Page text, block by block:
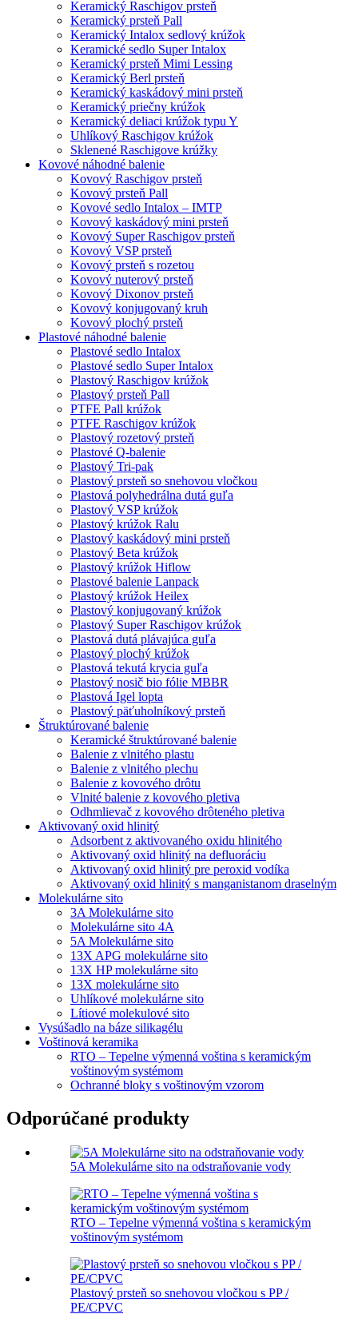
Keramický Raschigov prsteň
Keramický prsteň Pall
Keramický Intalox sedlový krúžok
Keramické sedlo Super Intalox
Keramický prsteň Mimi Lessing
Keramický Berl prsteň
Keramický kaskádový mini prsteň
Keramický priečny krúžok
Keramický deliaci krúžok typu Y
Uhlíkový Raschigov krúžok
Sklenené Raschigove krúžky
Kovové náhodné balenie
Kovový Raschigov prsteň
Kovový prsteň Pall
Kovové sedlo Intalox – IMTP
Kovový kaskádový mini prsteň
Kovový Super Raschigov prsteň
Kovový VSP prsteň
Kovový prsteň s rozetou
Kovový nuterový prsteň
Kovový Dixonov prsteň
Kovový konjugovaný kruh
Kovový plochý prsteň
Plastové náhodné balenie
Plastové sedlo Intalox
Plastové sedlo Super Intalox
Plastový Raschigov krúžok
Plastový prsteň Pall
PTFE Pall krúžok
PTFE Raschigov krúžok
Plastový rozetový prsteň
Plastové Q-balenie
Plastový Tri-pak
Plastový prsteň so snehovou vločkou
Plastová polyhedrálna dutá guľa
Plastový VSP krúžok
Plastový krúžok Ralu
Plastový kaskádový mini prsteň
Plastový Beta krúžok
Plastový krúžok Hiflow
Plastové balenie Lanpack
Plastový krúžok Heilex
Plastový konjugovaný krúžok
Plastový Super Raschigov krúžok
Plastová dutá plávajúca guľa
Plastový plochý krúžok
Plastová tekutá krycia guľa
Plastový nosič bio fólie MBBR
Plastová Igel lopta
Plastový päťuholníkový prsteň
Štruktúrované balenie
Keramické štruktúrované balenie
Balenie z vlnitého plastu
Balenie z vlnitého plechu
Balenie z kovového drôtu
Vlnité balenie z kovového pletiva
Odhmlievač z kovového drôteného pletiva
Aktivovaný oxid hlinitý
Adsorbent z aktivovaného oxidu hlinitého
Aktivovaný oxid hlinitý na defluoráciu
Aktivovaný oxid hlinitý pre peroxid vodíka
Aktivovaný oxid hlinitý s manganistanom draselným
Molekulárne sito
3A Molekulárne sito
Molekulárne sito 4A
5A Molekulárne sito
13X APG molekulárne sito
13X HP molekulárne sito
13X molekulárne sito
Uhlíkové molekulárne sito
Lítiové molekulové sito
Vysúšadlo na báze silikagélu
Voštinová keramika
RTO – Tepelne výmenná voština s keramickým
voštinovým systémom
Ochranné bloky s voštinovým vzorom
Odporúčané produkty
5A Molekulárne sito na odstraňovanie vody
RTO – Tepelne výmenná voština s keramickým
voštinovým systémom
Plastový prsteň so snehovou vločkou s PP /
PE/CPVC